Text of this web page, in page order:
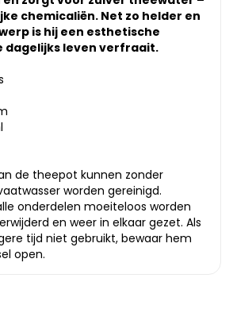
chemicaliën. Net zo helder en
is hij een esthetische
dagelijks leven verfraait.
de theepot kunnen zonder
worden gereinigd.
onderdelen moeiteloos worden
en weer in elkaar gezet. Als
tijd niet gebruikt, bewaar hem
open.